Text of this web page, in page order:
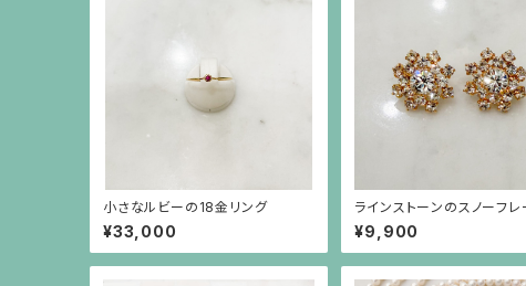
小さなルビーの18金リング
¥33,000
ラインストーンのスノーフレ
ような金色ピアス（チタンポス
¥9,900